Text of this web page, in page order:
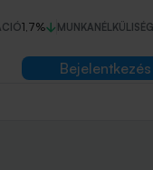
1,7% MUNKANÉLKÜLISÉG
Bejelentkezés